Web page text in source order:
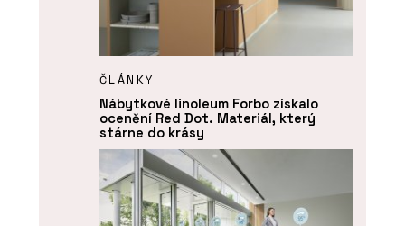
ČLÁNKY
Nábytkové linoleum Forbo získalo
ocenění Red Dot. Materiál, který
stárne do krásy